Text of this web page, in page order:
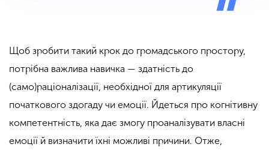
Щоб зробити такий крок до громадського простору,
потрібна важлива навичка — здатність до
(само)раціоналізації, необхідної для артикуляції
початкового здогаду чи емоції. Йдеться про когнітивну
компетентність, яка дає змогу проаналізувати власні
емоції й визначити їхні можливі причини. Отже,